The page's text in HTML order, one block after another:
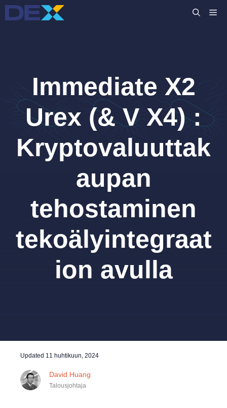
Siirry
sisältöön
Immediate X2
Urex (& V X4) :
Kryptovaluuttak
aupan
tehostaminen
tekoälyintegraat
ion avulla
Updated 11 huhtikuun, 2024
David Huang
Talousjohtaja